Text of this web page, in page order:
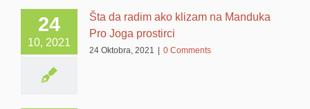
24
10, 2021
Šta da radim ako klizam na Manduka
Pro Joga prostirci
24 Oktobra, 2021 | 0 Comments